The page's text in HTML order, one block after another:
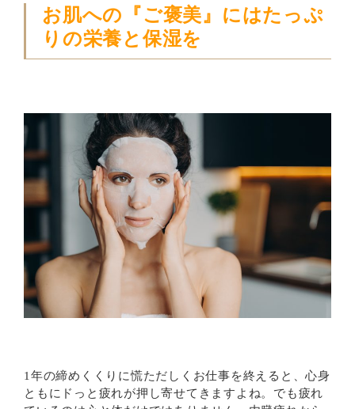
お肌への『ご褒美』にはたっぷ
りの栄養と保湿を
1年の締めくくりに慌ただしくお仕事を終えると、心身
ともにドっと疲れが押し寄せてきますよね。でも疲れ